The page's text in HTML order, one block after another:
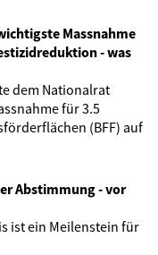
Massnahme
- was
dem Nationalrat
für 3.5
(BFF) auf
Abstimmung - vor
ist ein Meilenstein für